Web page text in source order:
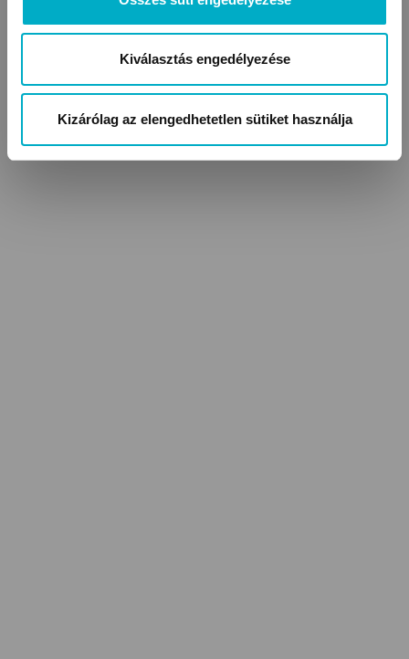
Kiválasztás engedélyezése
Kizárólag az elengedhetetlen sütiket használja